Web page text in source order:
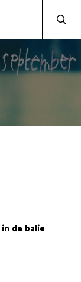
in de balie